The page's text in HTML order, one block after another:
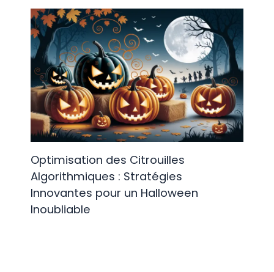
Optimisation des Citrouilles
Algorithmiques : Stratégies
Innovantes pour un Halloween
Inoubliable